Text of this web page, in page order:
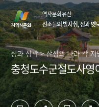
컨
텐
츠
영
역
바
로
가
기
하
단
영
역
바
로
가
기
역사문화유산
선조들의 발자취, 성과 옛
성과 성곽 > 산성의 나라 각 지
충청도수군절도사